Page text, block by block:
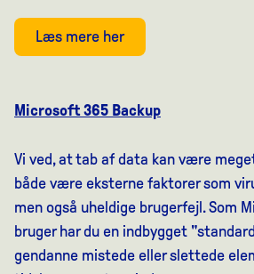
Læs mere her
Microsoft 365 Backup
Vi ved, at tab af data kan være
både være eksterne faktorer som
men også uheldige brugerfejl. Som
bruger har du en indbygget
gendanne mistede eller slettede